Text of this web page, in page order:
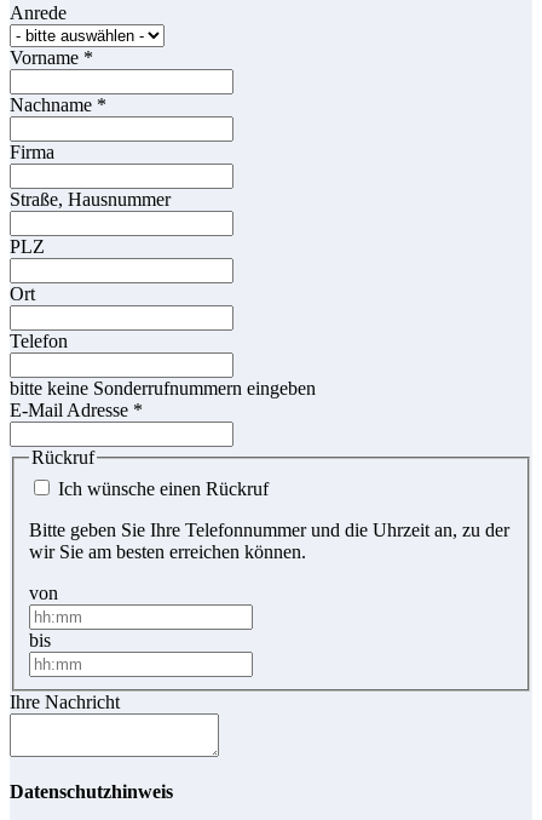
Anrede
Vorname *
Nachname *
Firma
Straße, Hausnummer
PLZ
Ort
Telefon
bitte keine Sonderrufnummern eingeben
E-Mail Adresse *
Rückruf
Ich wünsche einen Rückruf
Bitte geben Sie Ihre Telefonnummer und die Uhrzeit an, zu der
wir Sie am besten erreichen können.
von
bis
Ihre Nachricht
Datenschutzhinweis